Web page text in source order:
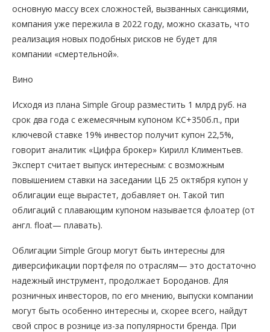
основную массу всех сложностей, вызванных санкциями,
компания уже пережила в 2022 году, можно сказать, что
реализация новых подобных рисков не будет для
компании «смертельной».
Вино
Исходя из плана Simple Group разместить 1 млрд руб. на
срок два года с ежемесячным купоном КС+350б.п., при
ключевой ставке 19% инвестор получит купон 22,5%,
говорит аналитик «Цифра брокер» Кирилл Климентьев.
Эксперт считает выпуск интересным: с возможным
повышением ставки на заседании ЦБ 25 октября купон у
облигации еще вырастет, добавляет он. Такой тип
облигаций с плавающим купоном называется флоатер (от
англ. float— плавать).
Облигации Simple Group могут быть интересны для
диверсификации портфеля по отраслям— это достаточно
надежный инструмент, продолжает Бороданов. Для
розничных инвесторов, по его мнению, выпуски компании
могут быть особенно интересны и, скорее всего, найдут
свой спрос в рознице из-за популярности бренда. При